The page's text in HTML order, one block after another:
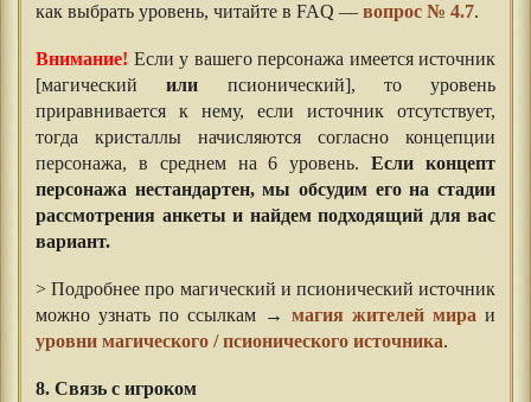
как выбрать уровень, читайте в FAQ — вопрос № 4.7.
Внимание! Если у вашего персонажа имеется источник
[магическийили псионический], то уровень
приравнивается к нему, если источник отсутствует,
тогда кристаллы начисляются согласно концепции
персонажа, в среднем на 6 уровень.Если концепт
персонажа нестандартен, мы обсудим его на стадии
рассмотрения анкеты и найдем подходящий для вас
вариант.
> Подробнее про магический и псионический источник
можно узнать по ссылкам → магия жителей мира и
уровни магического / псионического источника.
8. Связь с игроком